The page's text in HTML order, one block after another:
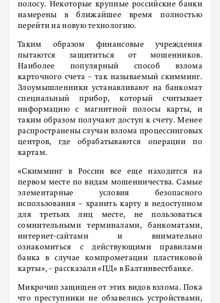
полосу. Некоторые крупные российские банки
намерены в ближайшее время полностью
перейти на новую технологию.
Таким образом финансовые учреждения
пытаются защититься от мошенников.
Наиболее популярный способ взлома
карточного счета – так называемый скимминг.
Злоумышленники устанавливают на банкомат
специальный прибор, который считывает
информацию с магнитной полосы карты, и
таким образом получают доступ к счету. Менее
распространены случаи взлома процессинговых
центров, где обрабатываются операции по
картам.
«Скимминг в России все еще находится на
первом месте по видам мошенничества. Самые
элементарные условия безопасного
использования – хранить карту в недоступном
для третьих лиц месте, не пользоваться
сомнительными терминалами, банкоматами,
интернет-сайтами и внимательно
ознакомиться с действующими правилами
банка в случае компрометации пластиковой
карты», – рассказали «ПД» в Балтинвестбанке.
Микрочип защищен от этих видов взлома. Пока
что преступники не обзавелись устройствами,